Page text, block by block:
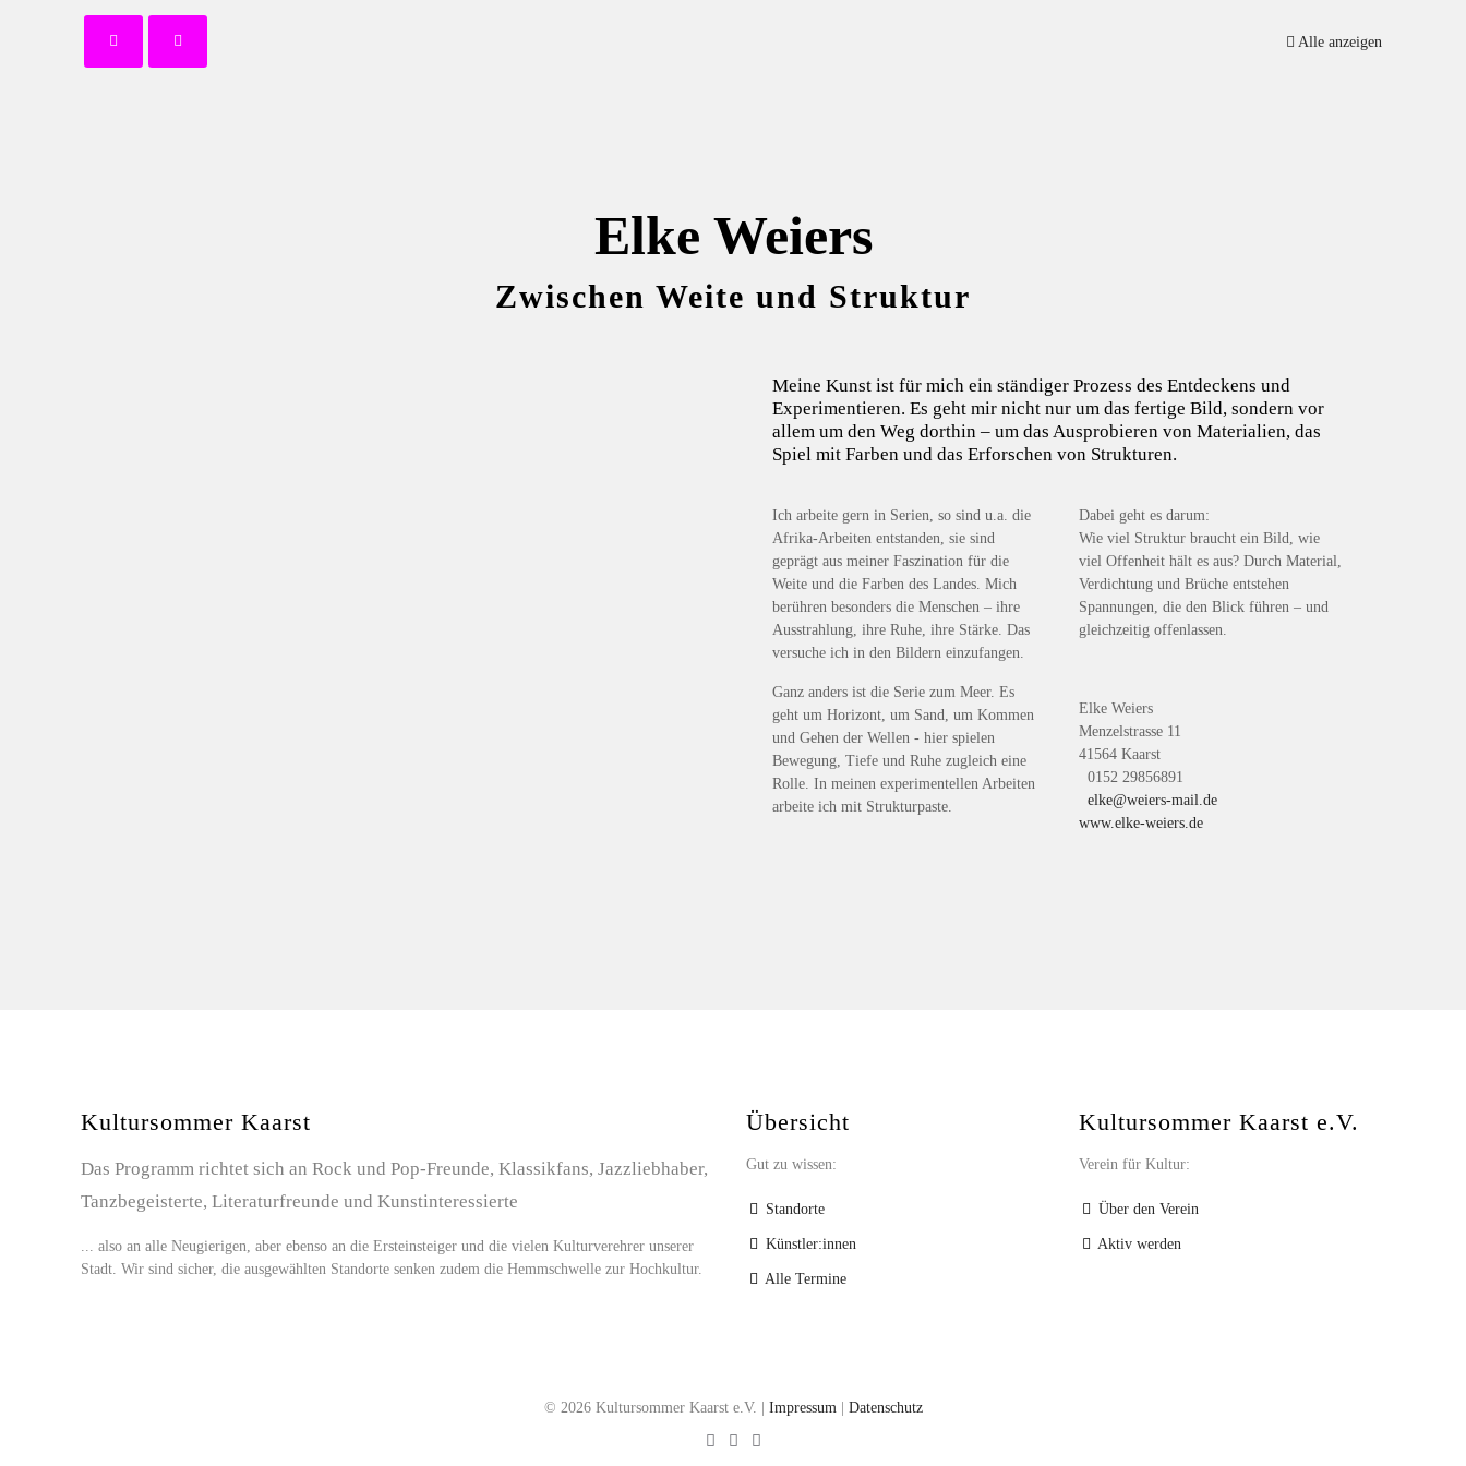
Alle anzeigen
Elke Weiers
Zwischen Weite und Struktur
Meine Kunst ist für mich ein ständiger Prozess des Entdeckens und
Experimentieren. Es geht mir nicht nur um das fertige Bild, sondern vor
allem um den Weg dorthin – um das Ausprobieren von Materialien, das
Spiel mit Farben und das Erforschen von Strukturen.
Ich arbeite gern in Serien, so sind u.a. die
Afrika-Arbeiten entstanden, sie sind
geprägt aus meiner Faszination für die
Weite und die Farben des Landes. Mich
berühren besonders die Menschen – ihre
Ausstrahlung, ihre Ruhe, ihre Stärke. Das
versuche ich in den Bildern einzufangen.
Ganz anders ist die Serie zum Meer. Es
geht um Horizont, um Sand, um Kommen
und Gehen der Wellen - hier spielen
Bewegung, Tiefe und Ruhe zugleich eine
Rolle. In meinen experimentellen Arbeiten
arbeite ich mit Strukturpaste.
Dabei geht es darum:
Wie viel Struktur braucht ein Bild, wie
viel Offenheit hält es aus? Durch Material,
Verdichtung und Brüche entstehen
Spannungen, die den Blick führen – und
gleichzeitig offenlassen.
Elke Weiers
Menzelstrasse 11
41564 Kaarst
0152 29856891
elke@weiers-mail.de
www.elke-weiers.de
Kultursommer Kaarst
Das Programm richtet sich an Rock und Pop-Freunde, Klassikfans, Jazzliebhaber,
Tanzbegeisterte, Literaturfreunde und Kunstinteressierte
... also an alle Neugierigen, aber ebenso an die Ersteinsteiger und die vielen Kulturverehrer unserer
Stadt. Wir sind sicher, die ausgewählten Standorte senken zudem die Hemmschwelle zur Hochkultur.
Übersicht
Gut zu wissen:
Standorte
Künstler:innen
Alle Termine
Kultursommer Kaarst e.V.
Verein für Kultur:
Über den Verein
Aktiv werden
© 2026 Kultursommer Kaarst e.V. | Impressum | Datenschutz